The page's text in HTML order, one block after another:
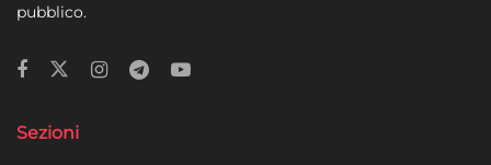
pubblico.
Sezioni